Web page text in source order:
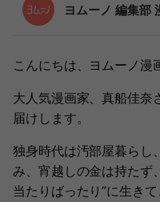
ヨムーノ 編集部
こんにちは、ヨムーノ漫
大人気漫画家、真船佳奈
届けします。
独身時代は汚部屋暮らし
み、宵越しの金は持たず
当たりばったり”に生き